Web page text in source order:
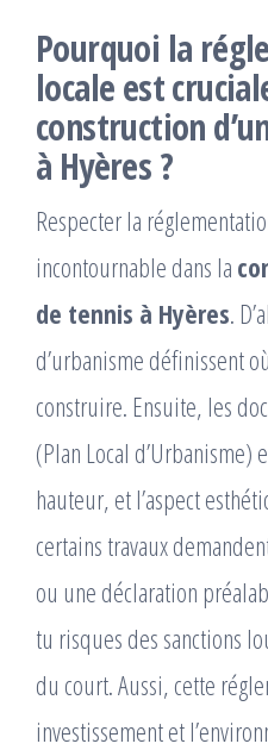
Pourquoi la
locale est
construction
à Hyères ?
Respecter la
incontournable dans la
de tennis à Hyères.
d’urbanisme définissent
construire. Ensuite, les
(Plan Local d’Urbanisme)
hauteur, et l’aspect
certains travaux
ou une déclaration
tu risques des sanctions
du court. Aussi, cette
investissement et